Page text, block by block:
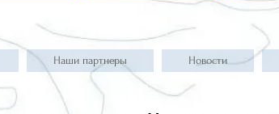
Наши партнеры Новости